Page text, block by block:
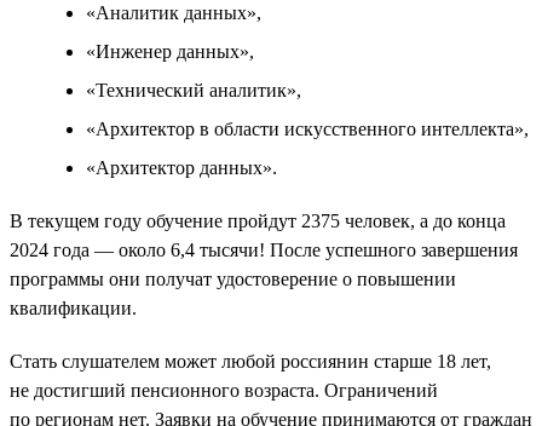
«Аналитик данных»,
«Инженер данных»,
«Технический аналитик»,
«Архитектор в области искусственного интеллекта»,
«Архитектор данных».
В текущем году обучение пройдут 2375 человек, а до конца
2024 года — около 6,4 тысячи! После успешного завершения
программы они получат удостоверение о повышении
квалификации.
Стать слушателем может любой россиянин старше 18 лет,
не достигший пенсионного возраста. Ограничений
по регионам нет. Заявки на обучение принимаются от граждан